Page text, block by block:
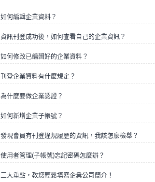
如何編輯企業資料？
資訊刊登成功後，如何查看自己的企業資訊？
如何修改已編輯好的企業資料？
刊登企業資料有什麼規定？
為什麼要做企業認證？
如何新增企業子帳號？
發現會員有刊登違規履歷的資訊，我該怎麼檢舉？
使用者管理(子帳號)忘記密碼怎麼辦？
三大重點，教您輕鬆填寫企業公司簡介！